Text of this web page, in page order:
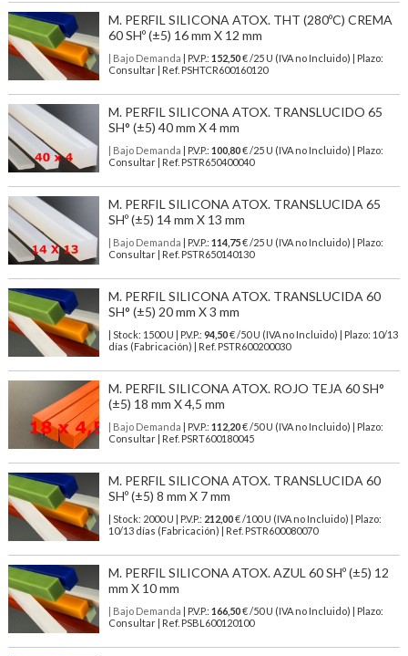
M. PERFIL SILICONA ATOX. THT (280ºC) CREMA
60 SHº (±5) 16 mm X 12 mm
| Bajo Demanda | P.V.P.: 152,50€ /25 U (IVA no Incluido) | Plazo:
Consultar | Ref. PSHTCR600160120
M. PERFIL SILICONA ATOX. TRANSLUCIDO 65
SH° (±5) 40 mm X 4 mm
| Bajo Demanda | P.V.P.: 100,80€ /25 U (IVA no Incluido) | Plazo:
Consultar | Ref. PSTR650400040
M. PERFIL SILICONA ATOX. TRANSLUCIDA 65
SHº (±5) 14 mm X 13 mm
| Bajo Demanda | P.V.P.: 114,75€ /25 U (IVA no Incluido) | Plazo:
Consultar | Ref. PSTR650140130
M. PERFIL SILICONA ATOX. TRANSLUCIDA 60
SH° (±5) 20 mm X 3 mm
| Stock: 1500 U | P.V.P.: 94,50€/50 U (IVA no Incluido)
| Plazo: 10/13
días (Fabricación) | Ref. PSTR600200030
M. PERFIL SILICONA ATOX. ROJO TEJA 60 SH°
(±5) 18 mm X 4,5 mm
| Bajo Demanda | P.V.P.: 112,20€ /50 U (IVA no Incluido) | Plazo:
Consultar | Ref. PSRT600180045
M. PERFIL SILICONA ATOX. TRANSLUCIDA 60
SHº (±5) 8 mm X 7 mm
| Stock: 2000 U | P.V.P.: 212,00€/100 U (IVA no Incluido)
| Plazo:
10/13 días (Fabricación) | Ref. PSTR600080070
M. PERFIL SILICONA ATOX. AZUL 60 SHº (±5) 12
mm X 10 mm
| Bajo Demanda | P.V.P.: 166,50€ /50 U (IVA no Incluido) | Plazo:
Consultar | Ref. PSBL600120100